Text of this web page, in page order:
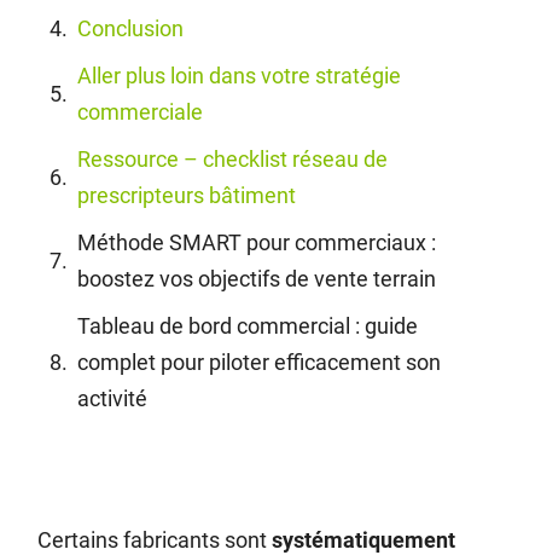
Conclusion
Aller plus loin dans votre stratégie
commerciale
Ressource – checklist réseau de
prescripteurs bâtiment
Méthode SMART pour commerciaux :
boostez vos objectifs de vente terrain
Tableau de bord commercial : guide
complet pour piloter efficacement son
activité
Certains fabricants sontsystématiquement